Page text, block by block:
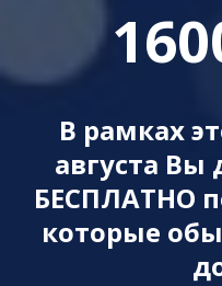
В рамках
августа Вы
БЕСПЛАТНО
которые